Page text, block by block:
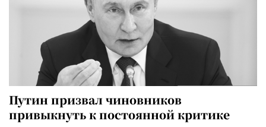
Путин призвал чиновников
привыкнуть к постоянной критике